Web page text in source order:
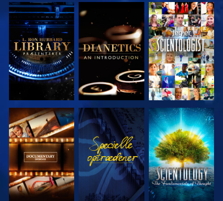
UDFORSK
SERIEN
UDFORSK
SERIEN
SE
UDFORSK
SERIEN
SE
UDFORSK
SERIEN